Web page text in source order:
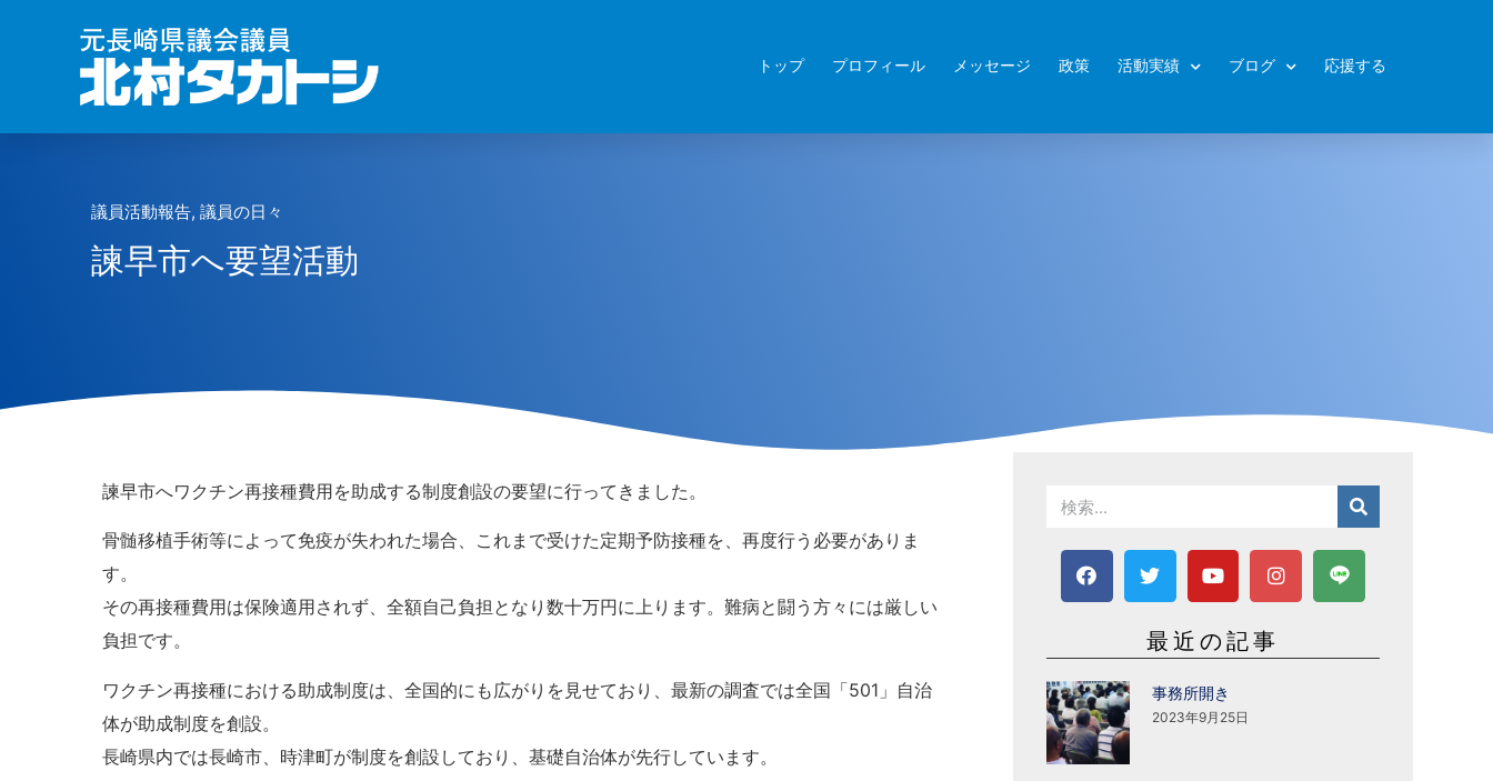
トップ プロフィール メッセージ 政策 活動実績 ブログ 応援する
議員活動報告, 議員の日々
諫早市へ要望活動
諫早市へワクチン再接種費用を助成する制度創設の要望に行ってきました。
骨髄移植手術等によって免疫が失われた場合、これまで受けた定期予防接種を、再度行う必要がありま
す。
その再接種費用は保険適用されず、全額自己負担となり数十万円に上ります。難病と闘う方々には厳しい
負担です。
ワクチン再接種における助成制度は、全国的にも広がりを見せており、最新の調査では全国「501」自治
体が助成制度を創設。
長崎県内では長崎市、時津町が制度を創設しており、基礎自治体が先行しています。
最近の記事
事務所開き
2023年9月25日